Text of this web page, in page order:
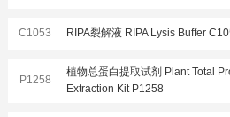
C1053 RIPA裂解液 RIPA Lysis Buffer
P1258
植物总蛋白提取试剂 Plant Total
Extraction Kit P1258